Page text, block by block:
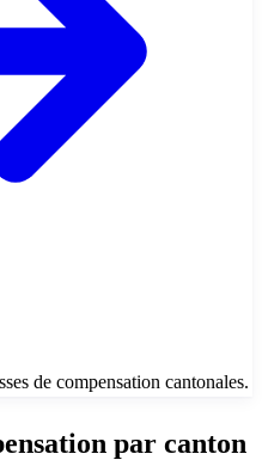
de compensation cantonales.
par canton